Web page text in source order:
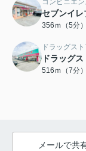
コンビニエ
セブンイ
356ｍ（5分）
ドラッグスト
ドラッグ
516ｍ（7分）
メールで共